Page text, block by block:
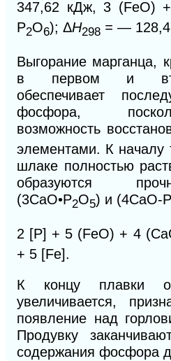
347,62 кДж, 3 (FeO)
Р2О6); ΔН298 = —
Выгорание марганца,
в первом и
обеспечивает
фосфора,
возможность
элементами. К началу
шлаке полностью
образуются
(3CaO•P2O5) и (4СаО-Р
2 [Р] + 5 (FeO) + 4
+ 5 [Fe].
К концу плавки
увеличивается,
появление над
Продувку
содержания фосфора